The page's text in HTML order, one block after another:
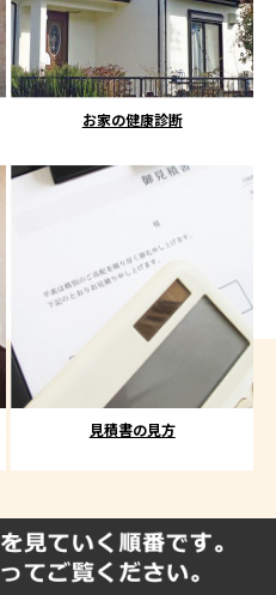
お家の健康診断
見積書の見方